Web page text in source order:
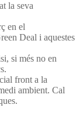
la seva
en el
Deal i aquestes
si més no en
front a la
ambient. Cal